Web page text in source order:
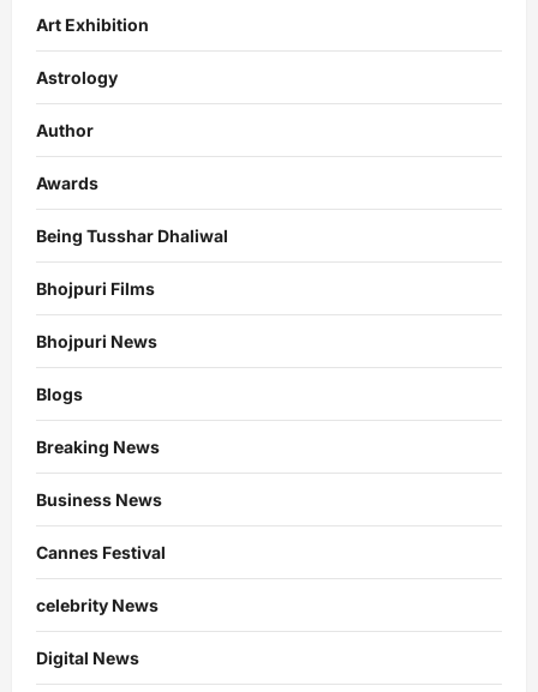
Art Exhibition
Astrology
Author
Awards
Being Tusshar Dhaliwal
Bhojpuri Films
Bhojpuri News
Blogs
Breaking News
Business News
Cannes Festival
celebrity News
Digital News